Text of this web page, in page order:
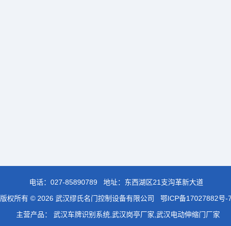
电话： 027-85890789
地址：东西湖区21支沟革新大道
版权所有 © 2026 武汉缪氏名门控制设备有限公司
鄂ICP备17027882号-
主营产品： 武汉车牌识别系统,武汉岗亭厂家,武汉电动伸缩门厂家